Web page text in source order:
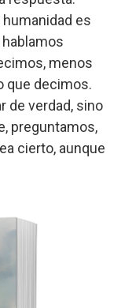
es
menos
que decimos.
de verdad, sino
preguntamos,
cierto, aunque